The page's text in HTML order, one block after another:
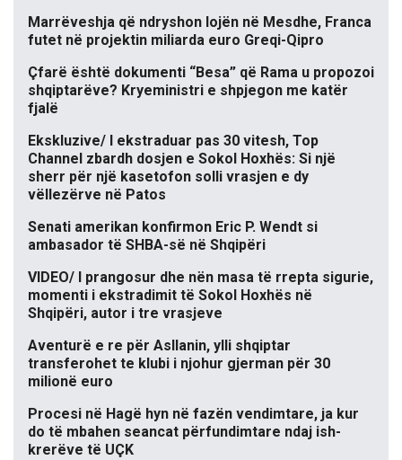
Marrëveshja që ndryshon lojën në Mesdhe, Franca
futet në projektin miliarda euro Greqi-Qipro
Çfarë është dokumenti “Besa” që Rama u propozoi
shqiptarëve? Kryeministri e shpjegon me katër
fjalë
Ekskluzive/ I ekstraduar pas 30 vitesh, Top
Channel zbardh dosjen e Sokol Hoxhës: Si një
sherr për një kasetofon solli vrasjen e dy
vëllezërve në Patos
Senati amerikan konfirmon Eric P. Wendt si
ambasador të SHBA-së në Shqipëri
VIDEO/ I prangosur dhe nën masa të rrepta sigurie,
momenti i ekstradimit të Sokol Hoxhës në
Shqipëri, autor i tre vrasjeve
Aventurë e re për Asllanin, ylli shqiptar
transferohet te klubi i njohur gjerman për 30
milionë euro
Procesi në Hagë hyn në fazën vendimtare, ja kur
do të mbahen seancat përfundimtare ndaj ish-
krerëve të UÇK